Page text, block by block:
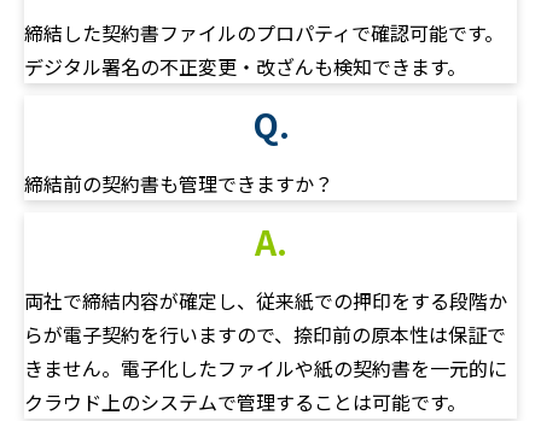
締結した契約書ファイルのプロパティで確認可能です。
デジタル署名の不正変更・改ざんも検知できます。
Q.
締結前の契約書も管理できますか？
A.
両社で締結内容が確定し、従来紙での押印をする段階か
らが電子契約を行いますので、捺印前の原本性は保証で
きません。電子化したファイルや紙の契約書を一元的に
クラウド上のシステムで管理することは可能です。